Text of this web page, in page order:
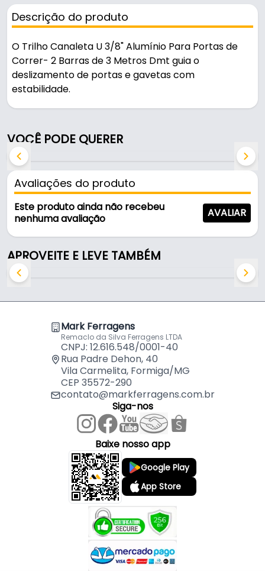
Descrição do produto
O Trilho Canaleta U 3/8" Alumínio Para Portas de
Correr- 2 Barras de 3 Metros Dmt guia o
deslizamento de portas e gavetas com
estabilidade.
anodizado, é resistente e durável no uso diário. A
fixação é feita por rasgo.
Características:
- Marca: Dmt
- Modelo: Trilho Canaleta U 3/8''
- Material: Alumínio
- Altura: 3/8"
- Fixação: Rasgo
- Comercializado: 2 Barras de 3 Metros
VOCÊ PODE QUERER
Avaliações do produto
Este produto ainda não recebeu
nenhuma avaliação
AVALIAR
APROVEITE E LEVE TAMBÉM
Mark Ferragens
Remaclo da Silva Ferragens LTDA
CNPJ: 12.616.548/0001-40
Rua Padre Dehon, 40
Vila Carmelita, Formiga/MG
CEP 35572-290
contato@markferragens.com.br
Siga-nos
Baixe nosso app
Google Play
App Store